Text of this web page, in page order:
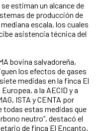
estiman un alcance de
de producción de
escala, los cuales
asistencia técnica del
bovina salvadoreña,
los efectos de gases
medidas en la finca El
a la AECID y a
ISTA y CENTA por
todas estas medidas que
neutro”, destacó el
de finca El Encanto,